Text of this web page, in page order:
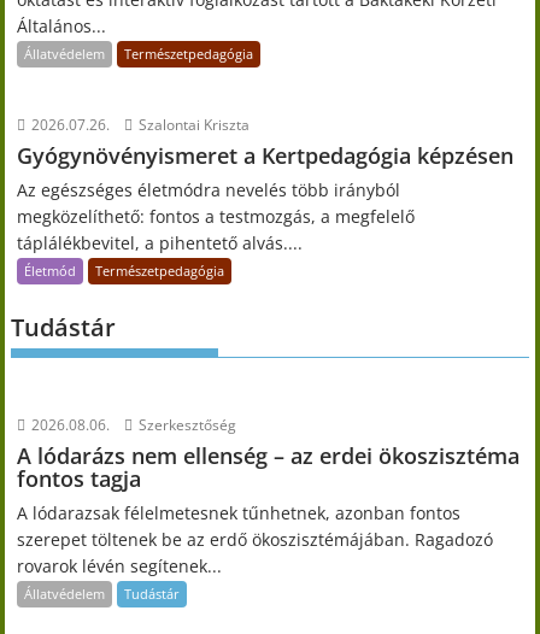
Általános...
Állatvédelem Természetpedagógia
2026.07.26. Szalontai Kriszta
Gyógynövényismeret a Kertpedagógia képzésen
Az egészséges életmódra nevelés több irányból
megközelíthető: fontos a testmozgás, a megfelelő
táplálékbevitel, a pihentető alvás....
Életmód Természetpedagógia
Tudástár
2026.08.06. Szerkesztőség
A lódarázs nem ellenség – az erdei ökoszisztéma
fontos tagja
A lódarazsak félelmetesnek tűnhetnek, azonban fontos
szerepet töltenek be az erdő ökoszisztémájában. Ragadozó
rovarok lévén segítenek...
Állatvédelem Tudástár